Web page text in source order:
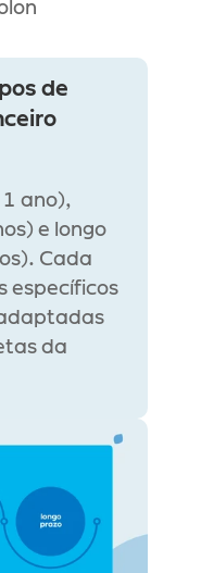
de
ano),
e longo
Cada
específicos
da